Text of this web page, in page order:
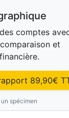
comptes
et
89,90€
spécimen